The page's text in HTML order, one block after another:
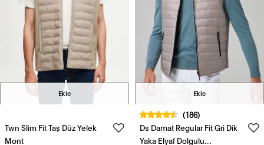
Ekle
Twn Slim Fit Taş Düz Yelek
Mont
Ekle
(186)
Ds Damat Regular Fit Gri Dik
Yaka Elyaf Dolgulu